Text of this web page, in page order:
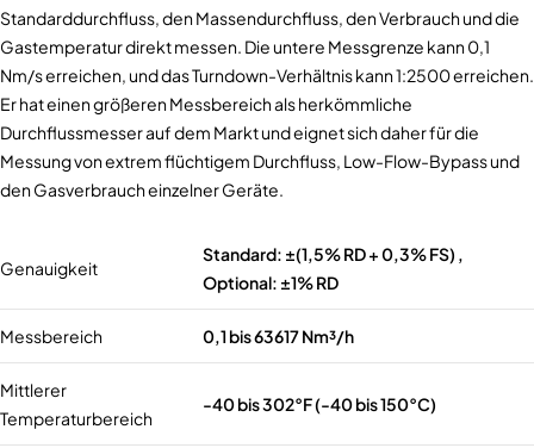
Standarddurchfluss, den Massendurchfluss, den Verbrauch und die
Gastemperatur direkt messen. Die untere Messgrenze kann 0,1
Nm/s erreichen, und das Turndown-Verhältnis kann 1:2500 erreichen.
Er hat einen größeren Messbereich als herkömmliche
Durchflussmesser auf dem Markt und eignet sich daher für die
Messung von extrem flüchtigem Durchfluss, Low-Flow-Bypass und
den Gasverbrauch einzelner Geräte.
Genauigkeit
Standard: ±(1,5% RD + 0,3% FS) ,
Optional: ±1% RD
Messbereich 0,1 bis 63617 Nm³/h
Mittlerer
Temperaturbereich
-40 bis 302°F (-40 bis 150°C)